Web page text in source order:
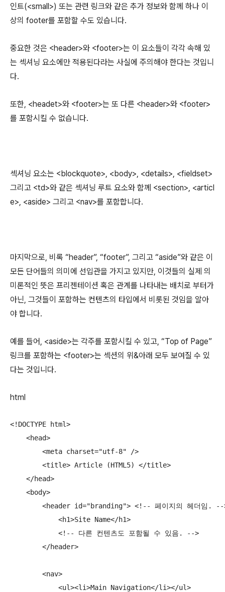
인트(<small>) 또는 관련 링크와 같은 추가 정보와 함께 하나 이
상의 footer를 포함할 수도 있습니다.
중요한 것은 <header>와 <footer>는 이 요소들이 각각 속해 있
는 섹셔닝 요소에만 적용된다라는 사실에 주의해야 한다는 것입니
다.
또한, <headet>와 <footer>는 또 다른 <header>와 <footer>
를 포함시킬 수 없습니다.
섹셔닝 요소는 <blockquote>, <body>, <details>, <fieldset>
그리고 <td>와 같은 섹셔닝 루트 요소와 함께 <section>, <articl
e>, <aside> 그리고 <nav>를 포함합니다.
마지막으로, 비록 “header”, “footer”, 그리고 “aside”와 같은 이
모든 단어들의 의미에 선입관을 가지고 있지만, 이것들의 실제 의
미론적인 뜻은 프리젠테이션 혹은 관계를 나타내는 배치로 부터가
아닌, 그것들이 포함하는 컨텐츠의 타입에서 비롯된 것임을 알아
야 합니다.
예를 들어, <aside>는 각주를 포함시킬 수 있고, “Top of Page”
링크를 포함하는 <footer>는 섹션의 위&아래 모두 보여질 수 있
다는 것입니다.
html
<!DOCTYPE html>
    <head>
        <meta charset="utf-8" />
        <title> Article (HTML5) </title>
    </head>
    <body>
<header id="branding"> <!-- 페이지의 헤더임.
            <h1>Site Name</h1>
            <!-- 다른 컨텐츠도 포함될 수 있음. -->
        </header>
        <nav>
            <ul><li>Main Navigation</li></ul>